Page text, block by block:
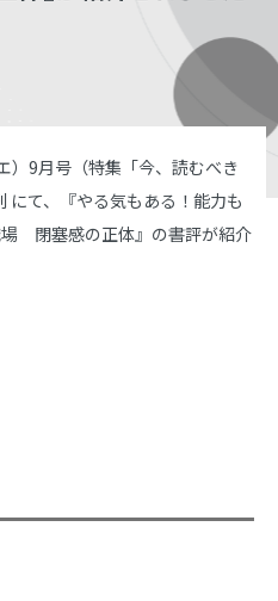
）9月号（特集「今、読むべき
にて、『やる気もある！能力も
閉塞感の正体』の書評が紹介